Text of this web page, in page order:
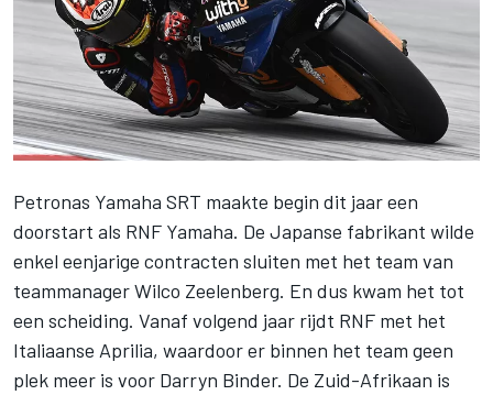
Petronas Yamaha SRT maakte begin dit jaar een
doorstart als RNF Yamaha. De Japanse fabrikant wilde
enkel eenjarige contracten sluiten met het team van
teammanager Wilco Zeelenberg. En dus kwam het tot
een scheiding. Vanaf volgend jaar rijdt RNF met het
Italiaanse Aprilia, waardoor er binnen het team geen
plek meer is voor Darryn Binder. De Zuid-Afrikaan is